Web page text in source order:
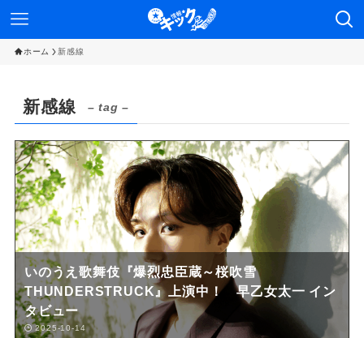
ホーム 新感線
新感線 – tag –
いのうえ歌舞伎『爆烈忠臣蔵～桜吹雪
THUNDERSTRUCK』上演中！ 早乙女太一 イン
タビュー
2025-10-14